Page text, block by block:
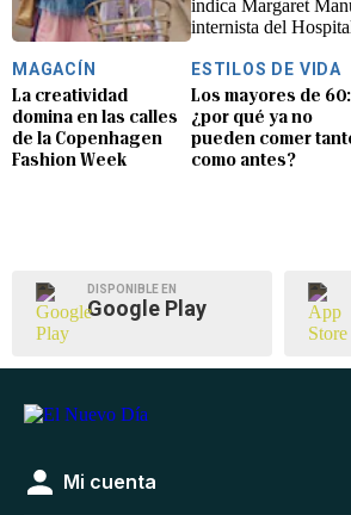
MAGACÍN
La creatividad
domina en las calles
de la Copenhagen
Fashion Week
ESTILOS DE VIDA
Los mayores de 60:
¿por qué ya no
pueden comer
como antes?
DISPONIBLE EN
Google Play
Mi cuenta